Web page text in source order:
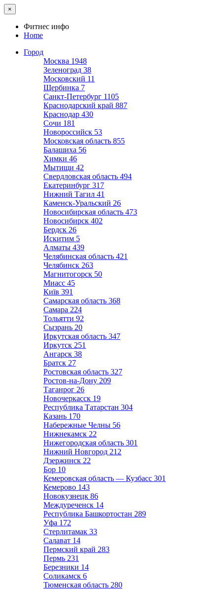
×
Фитнес инфо
Home
Город
Москва 1948
Зеленоград 38
Московский 11
Щербинка 7
Санкт-Петербург 1105
Краснодарский край 887
Краснодар 430
Сочи 181
Новороссийск 53
Московская область 855
Балашиха 56
Химки 46
Мытищи 42
Свердловская область 494
Екатеринбург 317
Нижний Тагил 41
Каменск-Уральский 26
Новосибирская область 473
Новосибирск 402
Бердск 26
Искитим 5
Алматы 439
Челябинская область 421
Челябинск 263
Магнитогорск 50
Миасс 45
Київ 391
Самарская область 368
Самара 224
Тольятти 92
Сызрань 20
Иркутская область 347
Иркутск 251
Ангарск 38
Братск 27
Ростовская область 327
Ростов-на-Дону 209
Таганрог 26
Новочеркасск 19
Республика Татарстан 304
Казань 170
Набережные Челны 56
Нижнекамск 22
Нижегородская область 301
Нижний Новгород 212
Дзержинск 22
Бор 10
Кемеровская область — Кузбасс 301
Кемерово 143
Новокузнецк 86
Междуреченск 14
Республика Башкортостан 289
Уфа 172
Стерлитамак 33
Салават 14
Пермский край 283
Пермь 231
Березники 14
Соликамск 6
Тюменская область 280